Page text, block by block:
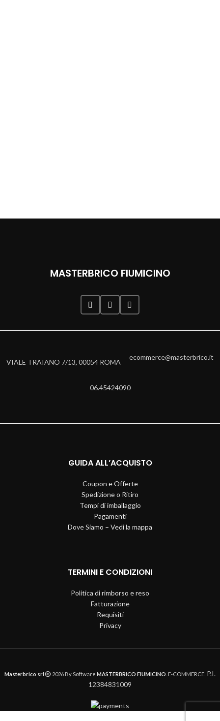
MASTERBRICO FIUMICINO
VIALE TRAIANO 7/13, 00054 ROMA
ecommerce@masterbrico.it
06.45424090
GUIDA ALL’ACQUISTO
Coupon e Offerte
Spedizione o Ritiro
Tempi di imballaggio
Pagamenti
Dove Siamo – Vedi la mappa
TERMINI E CONDIZIONI
Politica di rimborso e reso
Fatturazione
Requisiti
Privacy
Masterbrico srl 2026 By Software MASTERBRICO FIUMICINO . E-COMMERCE. P.I.
12384831009